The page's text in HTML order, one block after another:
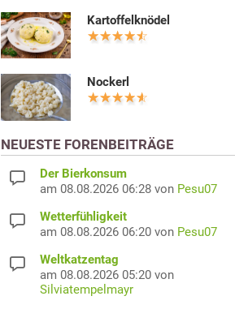
Kartoffelknödel
Nockerl
NEUESTE FORENBEITRÄGE
Der Bierkonsum
am 08.08.2026 06:28 von Pesu07
Wetterfühligkeit
am 08.08.2026 06:20 von Pesu07
Weltkatzentag
am 08.08.2026 05:20 von
Silviatempelmayr